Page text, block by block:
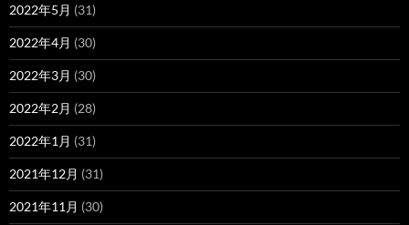
2022年5月 (31)
2022年4月 (30)
2022年3月 (30)
2022年2月 (28)
2022年1月 (31)
2021年12月 (31)
2021年11月 (30)